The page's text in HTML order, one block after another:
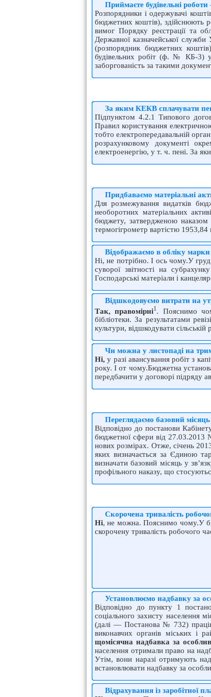
Приймаєте будівельні
Розпорядники і одержувачі
бюджетних коштів), здійснюють
вимог Порядку реєстрації та
Державної казначейської
(розпорядник бюджетних
будівельних робіт (ф. № КБ-3) у
заборгованість за такими
За яким КЕКВ сплачувати
Підпунктом 4.2.1 Типового
Правил користування
тобто електропередавальній
розрахунковому документі
електроенергію, у т. ч. пені. За
Придбаваємо матеріальні
Для розмежування видатків
необоротних матеріальних
бюджету, затвердженою
термогігрометр вартістю
Відображаємо в обліку
Ні, не потрібно. І ось чому.У
суворої звітності на
Господарські матеріали і
Відшкодовуємо витрати на
Так, правомірні1 . Пояснимо
бібліотеки. За результатами
культури, відшкодувати сільській
Чи можна у листопаді на
Ні, у разі авансування робіт з
року. І от чому.Бюджетна
передбачити у договорі підряду
Переглядаємо базовий
Відповідно до постанови
бюджетної сфери від 27.03.2013
нових розмірах. Отже, січень
яких визначається за Єдиною
визначати базовий місяць у
профільного наказу, що
Скорочена тривалість
Ні, не можна. Пояснимо чому.У
скорочену тривалість робочого
Установлюємо надбавку за
Відповідно до пункту 1
соціального захисту населення
(далі — Постанова № 732)
виконавчих органів міських і
щомісячна надбавка за
населення отримали право на
Утім, вони наразі отримують
встановлювати надбавку за
Відрахування із заробітної